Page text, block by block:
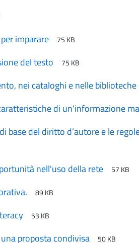
imparare 75 KB
del testo 75 KB
nei cataloghi e nelle
di un'informazione
del diritto d’autore e le
nell'uso della rete 57 KB
89 KB
53 KB
proposta condivisa 50 KB